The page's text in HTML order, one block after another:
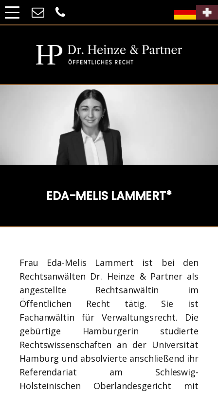
EDA-MELIS LAMMERT*
Frau Eda-Melis Lammert ist bei den
Rechtsanwälten Dr. Heinze & Partner als
angestellte Rechtsanwältin im
Öffentlichen Recht tätig. Sie ist
Fachanwältin für Verwaltungsrecht. Die
gebürtige Hamburgerin studierte
Rechtswissenschaften an der Universität
Hamburg und absolvierte anschließend ihr
Referendariat am Schleswig-
Holsteinischen Oberlandesgericht mit